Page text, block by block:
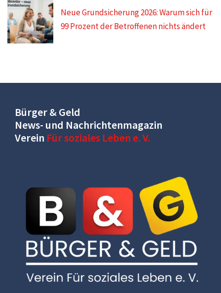
Neue Grundsicherung 2026: Warum sich für
99 Prozent der Betroffenen nichts ändert
Bürger & Geld
News- und Nachrichtenmagazin
Verein Für soziales Leben e. V.